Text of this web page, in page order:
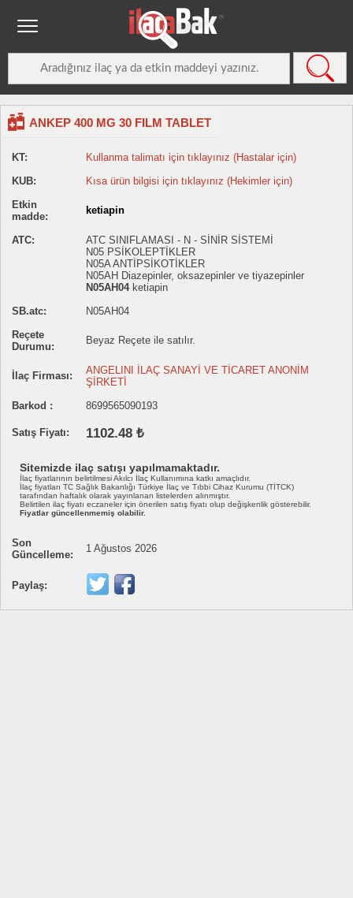
ANKEP 400 MG 30 FILM TABLET
KT:
Kullanma talimatı için tıklayınız (Hastalar için)
KUB:
Kısa ürün bilgisi için tıklayınız (Hekimler için)
Etkin
madde:
ketiapin
ATC:
ATC SINIFLAMASI - N - SİNİR SİSTEMİ
N05 PSİKOLEPTİKLER
N05A ANTİPSİKOTİKLER
N05AH Diazepinler, oksazepinler ve tiyazepinler
N05AH04ketiapin
SB.atc:
N05AH04
Reçete
Durumu:
Beyaz Reçete ile satılır.
İlaç Firması:
ANGELINI İLAÇ SANAYİ VE TİCARET ANONİM
ŞİRKETİ
Barkod :
8699565090193
Satış Fiyatı: 1102.48 ₺
Sitemizde ilaç satışı yapılmamaktadır.
İlaç fiyatlarının belirtilmesi Akılcı İlaç Kullanımına katkı amaçlıdır.
İlaç fiyatları TC Sağlık Bakanlığı Türkiye İlaç ve Tıbbi Cihaz Kurumu (TİTCK)
tarafından haftalık olarak yayınlanan listelerden alınmıştır.
Belirtilen ilaç fiyatı eczaneler için önerilen satış fiyatı olup değişkenlik gösterebilir.
Fiyatlar güncellenmemiş olabilir.
Son
Güncelleme:
1 Ağustos 2026
Paylaş: